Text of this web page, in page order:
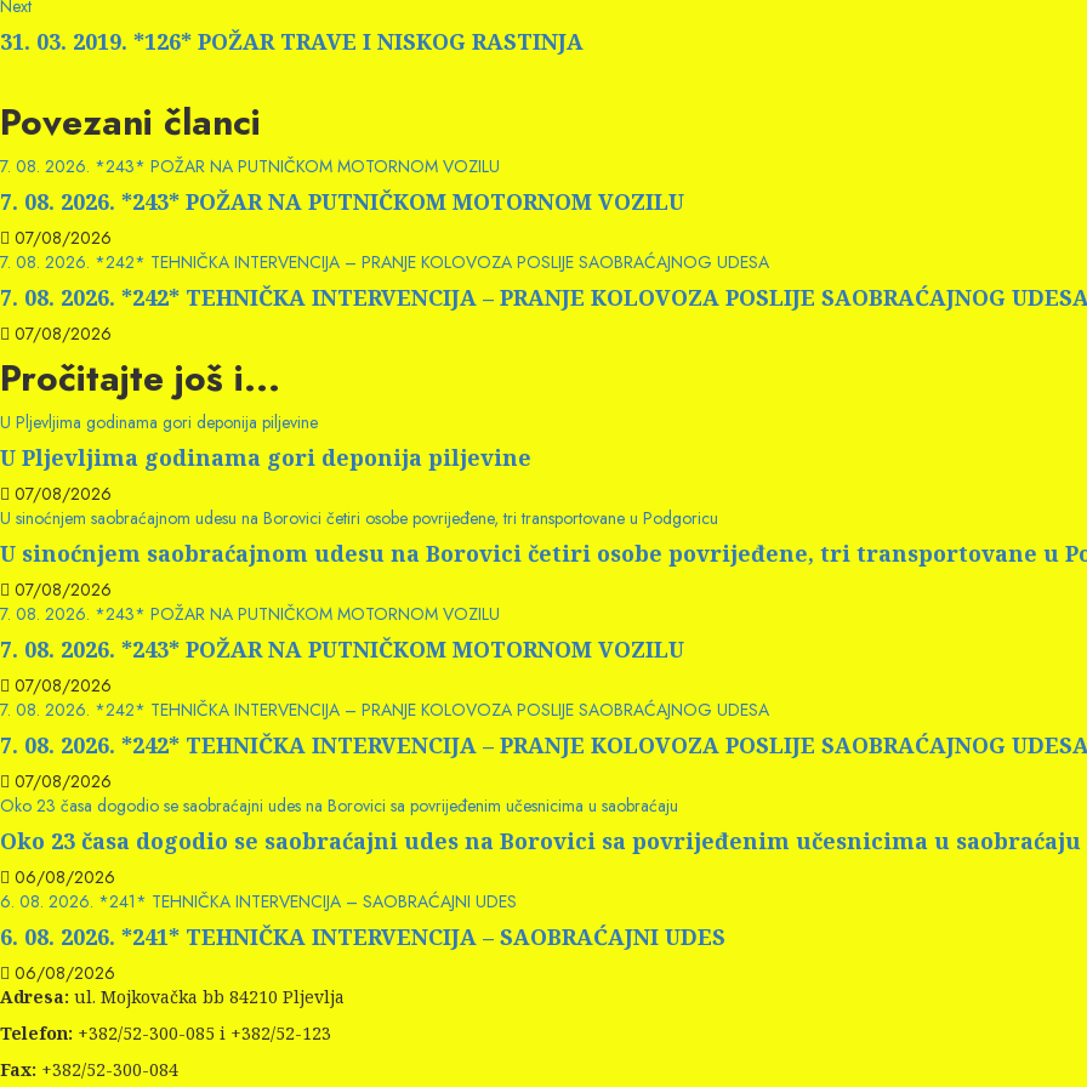
NextNext
post:
31. 03. 2019. *126* POŽAR TRAVE I NISKOG RASTINJA
Povezani članci
7. 08. 2026. *243* POŽAR NA PUTNIČKOM MOTORNOM VOZILU
7. 08. 2026. *243* POŽAR NA PUTNIČKOM MOTORNOM VOZILU
07/08/2026
7. 08. 2026. *242* TEHNIČKA INTERVENCIJA – PRANJE KOLOVOZA POSLIJE SAOBRAĆAJNOG UDESA
7. 08. 2026. *242* TEHNIČKA INTERVENCIJA – PRANJE KOLOVOZA POSLIJE SAOBRAĆAJNOG
07/08/2026
Pročitajte još i...
U Pljevljima godinama gori deponija piljevine
U Pljevljima godinama gori deponija piljevine
07/08/2026
U sinoćnjem saobraćajnom udesu na Borovici četiri osobe povrijeđene, tri transportovane u Podgoricu
U sinoćnjem saobraćajnom udesu na Borovici četiri osobe povrijeđene, tri transportovane u
07/08/2026
7. 08. 2026. *243* POŽAR NA PUTNIČKOM MOTORNOM VOZILU
7. 08. 2026. *243* POŽAR NA PUTNIČKOM MOTORNOM VOZILU
07/08/2026
7. 08. 2026. *242* TEHNIČKA INTERVENCIJA – PRANJE KOLOVOZA POSLIJE SAOBRAĆAJNOG UDESA
7. 08. 2026. *242* TEHNIČKA INTERVENCIJA – PRANJE KOLOVOZA POSLIJE SAOBRAĆAJNOG
07/08/2026
Oko 23 časa dogodio se saobraćajni udes na Borovici sa povrijeđenim učesnicima u saobraćaju
Oko 23 časa dogodio se saobraćajni udes na Borovici sa povrijeđenim učesnicima u saobraćaju
06/08/2026
6. 08. 2026. *241* TEHNIČKA INTERVENCIJA – SAOBRAĆAJNI UDES
6. 08. 2026. *241* TEHNIČKA INTERVENCIJA – SAOBRAĆAJNI UDES
06/08/2026
Adresa: ul. Mojkovačka bb 84210 Pljevlja
Telefon: +382/52-300-085 i +382/52-123
Fax: +382/52-300-084